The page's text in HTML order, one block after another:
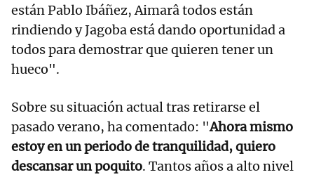
están Pablo Ibáñez, Aimarâ todos están
rindiendo y Jagoba está dando oportunidad a
todos para demostrar que quieren tener un
hueco".
Sobre su situación actual tras retirarse el
pasado verano, ha comentado: "Ahora mismo
estoy en un periodo de tranquilidad, quiero
descansar un poquito. Tantos años a alto nivel